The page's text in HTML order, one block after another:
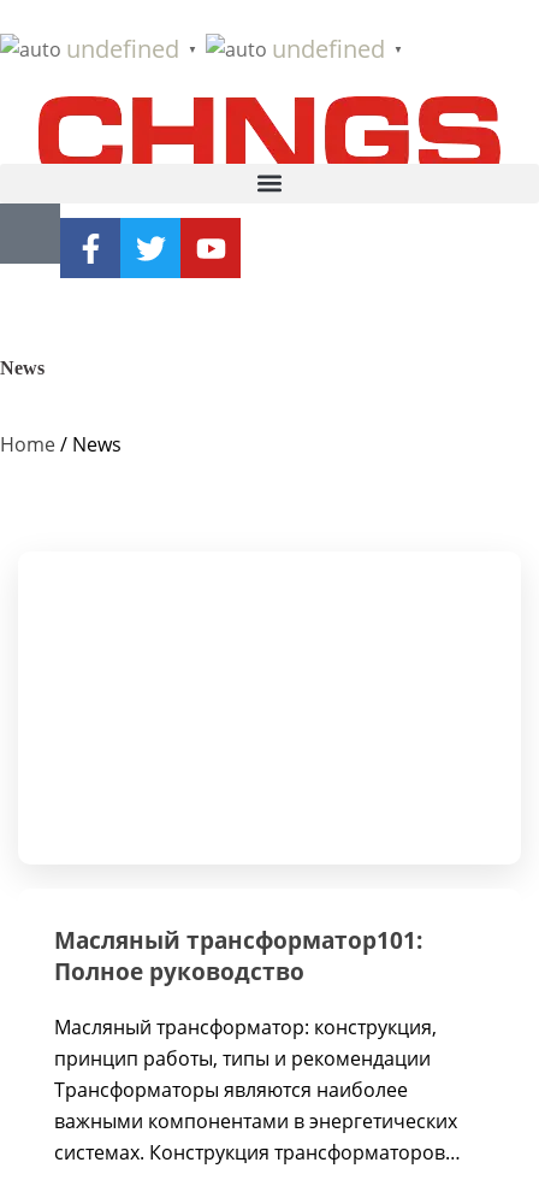
undefined ▼ undefined ▼
News
Home/ News
Масляный трансформатор101:
Полное руководство
Масляный трансформатор: конструкция,
принцип работы, типы и рекомендации
Трансформаторы являются наиболее
важными компонентами в энергетических
системах. Конструкция трансформаторов…